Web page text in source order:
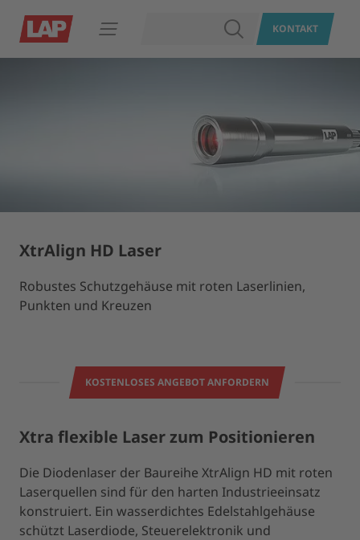
Navigation öffnen SUCHENKONTAKT
XtrAlign HD Laser
Robustes Schutzgehäuse mit roten Laserlinien,
Punkten und Kreuzen
KOSTENLOSES ANGEBOT ANFORDERN
Xtra flexible Laser zum Positionieren
Die Diodenlaser der Baureihe XtrAlign HD mit roten
Laserquellen sind für den harten Industrieeinsatz
konstruiert. Ein wasserdichtes Edelstahlgehäuse
schützt Laserdiode, Steuerelektronik und